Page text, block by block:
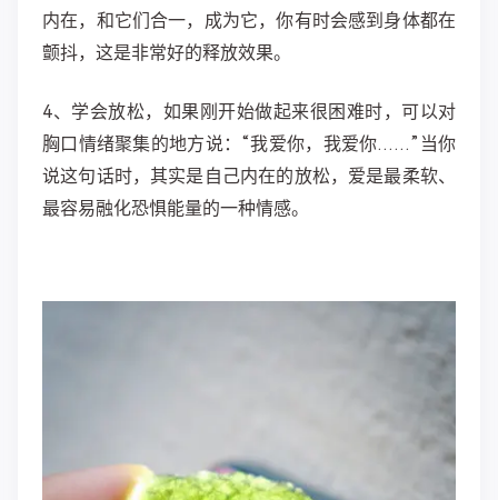
内在， 和它们合一，成为它，你有时会感到身体都在
颤抖，这是非常好的释放效果。
4、学会放松， 如果刚开始做起来很困难时，可以对
胸口情绪聚集的地方说：“我爱你，我爱你……”当你
说这句话时，其实是自己内在的放松，爱是最柔软、
最容易融化恐惧能量的一种情感。